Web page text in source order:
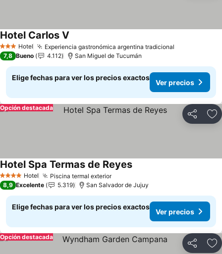
3 Estrellas
Hotel Experiencia gastronómica argentina tradicional
Hotel Carlos V
7,8 Bueno 4.112 San Miguel de Tucumán
Elige fechas para ver los precios exactos
Ver precios
Compartir
Opción destacada
4 EstrellasHotel Piscina termal exterior
Hotel Spa Termas de Reyes
8,9 Excelente 5.319 San Salvador de Jujuy
Elige fechas para ver los precios exactos
Ver precios
Compartir
Opción destacada